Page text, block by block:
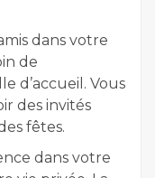
dans votre
de
d’accueil. Vous
des invités
fêtes.
dans votre